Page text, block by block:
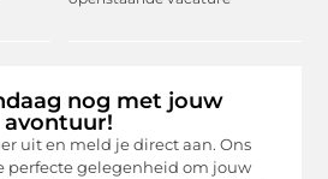
nog met jouw
avontuur!
uit en meld je direct aan. Ons
perfecte gelegenheid om jouw